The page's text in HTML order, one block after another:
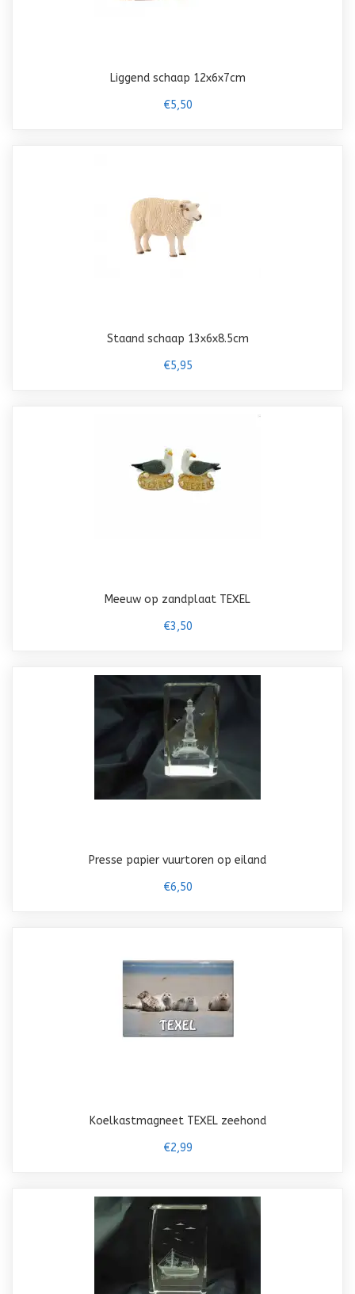
Liggend schaap 12x6x7cm
€5,50
Staand schaap 13x6x8.5cm
€5,95
Meeuw op zandplaat TEXEL
€3,50
Presse papier vuurtoren op eiland
€6,50
Koelkastmagneet TEXEL zeehond
€2,99